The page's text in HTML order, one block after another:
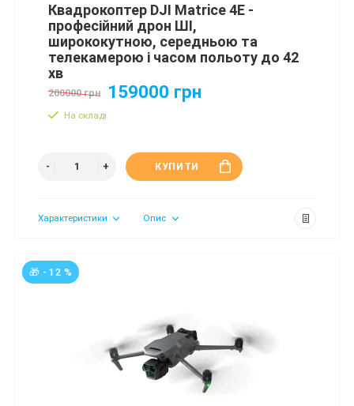
Квадрокоптер DJI Matrice 4E -
професійний дрон ШІ,
ширококутною, середньою та
телекамерою і часом польоту до 42
хв
200000 грн 159000 грн
На складі
КУПИТИ
Характеристики Опис
🎁 - 12 %